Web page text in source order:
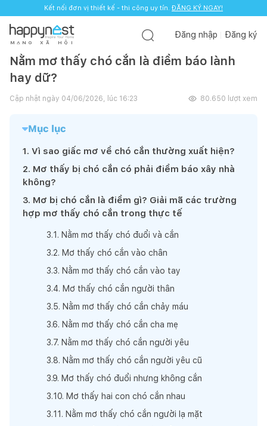
Kết nối đơn vị thiết kế - thi công uy tín. ĐĂNG KÝ NGAY!
M Ạ N G X Ã H Ộ I
Đăng nhập Đăng ký
Nằm mơ thấy chó cắn là điềm báo lành
hay dữ?
Cập nhật ngày 04/06/2026, lúc 16:23 80.650 lượt xem
Mục lục
1. Vì sao giấc mơ về chó cắn thường xuất hiện?
2. Mơ thấy bị chó cắn có phải điềm báo xây nhà
không?
3. Mơ bị chó cắn là điềm gì? Giải mã các trường
hợp mơ thấy chó cắn trong thực tế
3.1 . Nằm mơ thấy chó đuổi và cắn
3.2. Mơ thấy chó cắn vào chân
3.3. Nằm mơ thấy chó cắn vào tay
3.4. Mơ thấy chó cắn người thân
3.5. Nằm mơ thấy chó cắn chảy máu
3.6. Nằm mơ thấy chó cắn cha mẹ
3.7. Nằm mơ thấy chó cắn người yêu
3.8. Nằm mơ thấy chó cắn người yêu cũ
3.9. Mơ thấy chó đuổi nhưng không cắn
3.10. Mơ thấy hai con chó cắn nhau
3.11 . Nằm mơ thấy chó cắn người lạ mặt